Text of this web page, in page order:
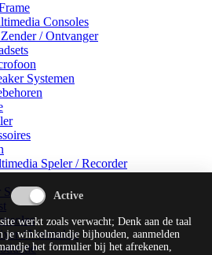
Consoles
/ Ontvanger
Systemen
Speler / Recorder
/ Versterker
werkt zoals verwacht; Denk aan de taal
je winkelmandje bijhouden, aanmelden
het formulier bij het afrekenen,